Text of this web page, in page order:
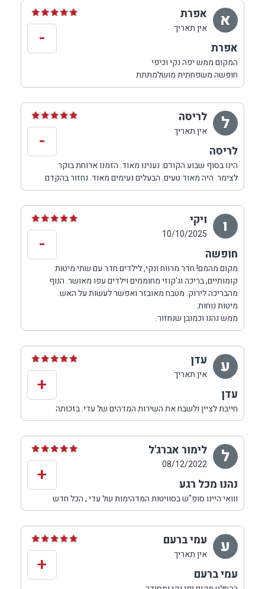
א אפרת
אין תאריך
אפרת
המקום ממש יפה נקי וכיפי
חופשה משפחתית מושלמתתת
-
ל לריסה
אין תאריך
לריסה
הינו בסוף שבוע הקודם. נענינו מאוד. הזמנו ארוחת בוקר
לצימר. היה מאוד טעים. הבעלים נעימים מאוד. נחזור בהקדם
-
ו ויקי
10/10/2025
חופשה
מקום מהמם! חדר מרווח ונקי, לילדים חדר עם שתי מיטות
קומותיים, בריכה וג'קוזי מחוממים וילדים עפו מאושר. הנוף
מהבריכה לירוק. מטבח מאובזר ואפשר לעשות על האש.
מיטות נוחות.
ממש נהנו וכמובן שנחזור.
-
ע עדן
אין תאריך
עדן
חייבת לציין ולשבח את השירות המדהים של עדי. בזכותה
החופשה שלנו הפכה לנעימה וחסרת דאגות. נהננו מהכל
ובעיקר מהבריכה הכייפית והשקיעות המהממות.
+
ל לימור אברג'ל
08/12/2022
נהנו מכל רגע
ווואי היינו סופ"ש בסוויטות המדהימות של עדי , הכל חדש
ונקי כל כך נהנינו
תודה על הכל
+
ע עמי ברעם
אין תאריך
עמי ברעם +